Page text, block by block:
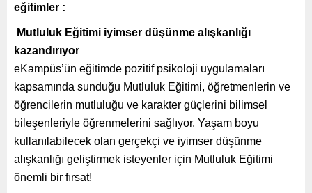
eğitimler :
Mutluluk Eğitimi iyimser düşünme alışkanlığı
kazandırıyor
eKampüs’ün eğitimde pozitif psikoloji uygulamaları
kapsamında sunduğu Mutluluk Eğitimi, öğretmenlerin ve
öğrencilerin mutluluğu ve karakter güçlerini bilimsel
bileşenleriyle öğrenmelerini sağlıyor. Yaşam boyu
kullanılabilecek olan gerçekçi ve iyimser düşünme
alışkanlığı geliştirmek isteyenler için Mutluluk Eğitimi
önemli bir fırsat!